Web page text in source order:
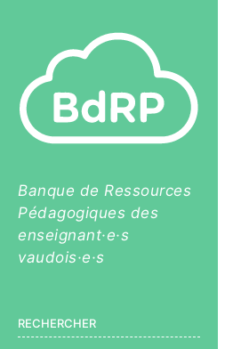
Banque de Ressources
Pédagogiques des
enseignant·e·s
vaudois·e·s
RECHERCHER